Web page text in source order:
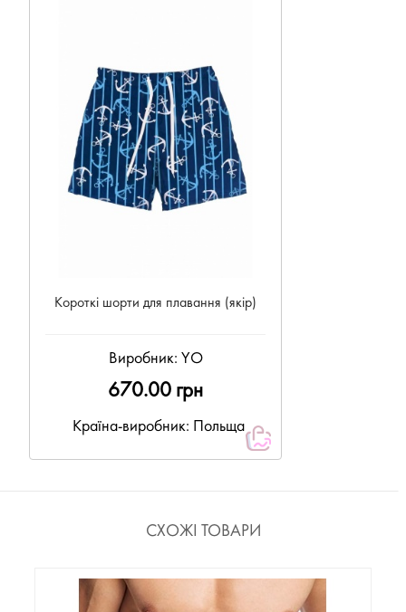
Короткі шорти для плавання (якір)
Виробник: YO
670.00 грн
Країна-виробник: Польща
СХОЖІ ТОВАРИ